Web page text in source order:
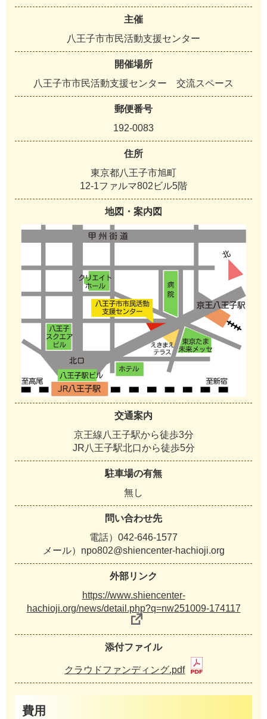
主催
八王子市市民活動支援センター
開催場所
八王子市市民活動支援センター 交流スペース
郵便番号
192-0083
住所
東京都八王子市旭町
12-1ファルマ802ビル5階
地図・案内図
交通案内
京王線八王子駅から徒歩3分
JR八王子駅北口から徒歩5分
駐車場の有無
無し
問い合わせ先
電話）042-646-1577
メール）npo802@shiencenter-hachioji.org
外部リンク
https://www.shiencenter-
hachioji.org/news/detail.php?q=nw251009-174117
添付ファイル
クラウドファンディング.pdf
費用